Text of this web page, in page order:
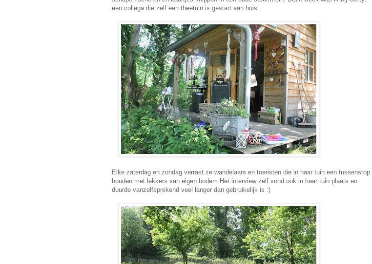
een collega die zelf een theetuin is gestart aan huis.
Elke zaterdag en zondag verrast ze wandelaars en toeristen die in haar tuin een tussenstop
houden met lekkers van eigen bodem.Het interview zelf vond ook in haar tuin plaats en
duurde vanzelfsprekend veel langer dan gebruikelijk is :)